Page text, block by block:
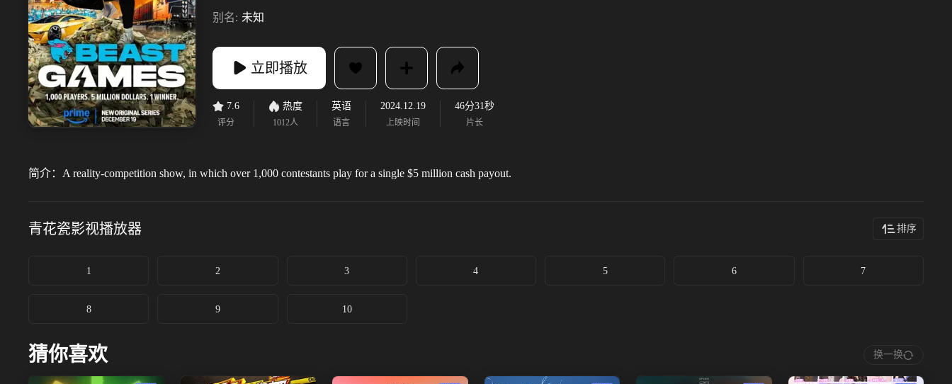
别名: 未知
立即播放
7.6
评分
热度
1012人
英语
语言
2024.12.19
上映时间
46分31秒
片长
简介： A reality-competition show, in which over 1,000 contestants play for a single $5 million cash payout.
青花瓷影视播放器 排序
1 2 3 4 5 6 7
8 9 10
猜你喜欢 换一换